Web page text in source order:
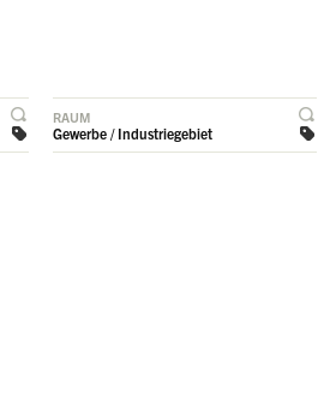
RAUM
Gewerbe / Industriegebiet